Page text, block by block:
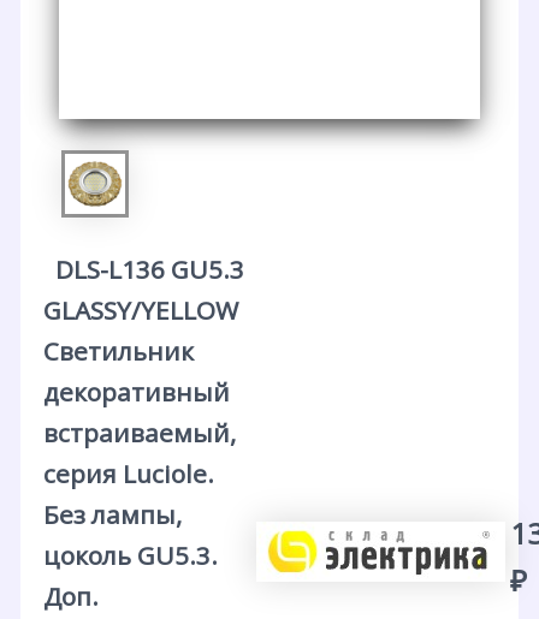
DLS-L136 GU5.3
GLASSY/YELLOW
Светильник
декоративный
встраиваемый,
серия Luciole.
Без лампы,
цоколь GU5.3.
Доп.
₽